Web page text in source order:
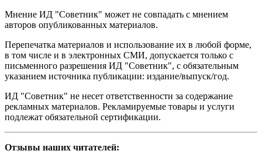
Мнение ИД "Советник" может не совпадать с мнением
авторов опубликованных материалов.
Перепечатка материалов и использование их в любой форме,
в том числе и в электронных СМИ, допускается только с
письменного разрешения ИД "Советник", с обязательным
указанием источника публикации: издание/выпуск/год.
ИД "Советник" не несет ответственности за содержание
рекламных материалов. Рекламируемые товары и услуги
подлежат обязательной сертификации.
Отзывы наших читателей: